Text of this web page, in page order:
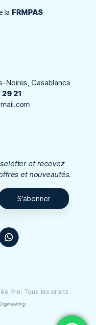
la FRMPAS
Noires, Casablanca
21
et recevez
et nouveautés.
WhatsApp
Pro. Tous les droits